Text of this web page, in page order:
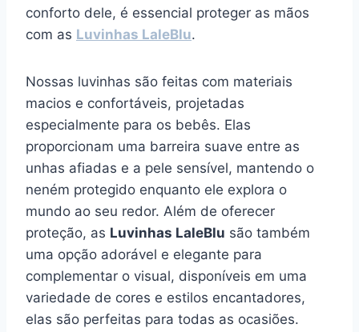
conforto dele, é essencial proteger as mãos
com as Luvinhas LaleBlu.
Nossas luvinhas são feitas com materiais
macios e confortáveis, projetadas
especialmente para os bebês. Elas
proporcionam uma barreira suave entre as
unhas afiadas e a pele sensível, mantendo o
neném protegido enquanto ele explora o
mundo ao seu redor. Além de oferecer
proteção, as Luvinhas LaleBlu são também
uma opção adorável e elegante para
complementar o visual, disponíveis em uma
variedade de cores e estilos encantadores,
elas são perfeitas para todas as ocasiões.